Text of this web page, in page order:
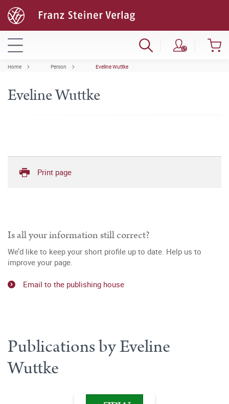
Home Person Eveline Wuttke
Eveline Wuttke
Print page
Is all your information still correct?
We’d like to keep your short profile up to date. Help us to
improve your page.
Email to the publishing house
Publications by Eveline
Wuttke